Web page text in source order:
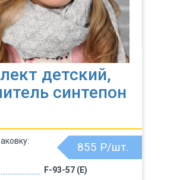
детский,
синтепон
F-93-57 (Е)
855 Р/шт.